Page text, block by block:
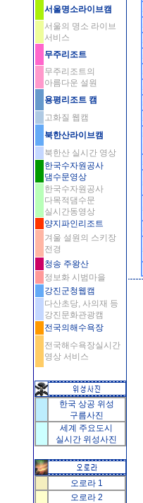
서울명소라이브캠
서울의 명소 라이브
서비스
무주리조트
무주리조트의
아름다운 설원
용평리조트 캠
고화질 웹캠
북한산라이브캠
북한산 실시간 영상
한국수자원공사
댐수문영상
한국수자원공사
다목적댐수문
실시간동영상
양지파인리조트
겨울 설원의 스키장
전경
청송 주왕산
정보화 시범마을
강진군청웹캠
다산초당, 사의재 등
강진문화관광캠
전국의해수욕장
전국해수욕장실시간
영상 서비스
한국 상공 위성
구름사진
세계 주요도시
실시간 위성사진
오로라 1
오로라 2